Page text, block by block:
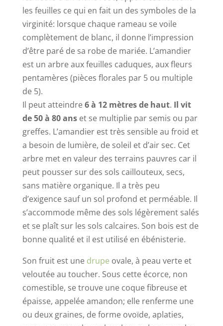
les feuilles ce qui en fait un des symboles de la
virginité: lorsque chaque rameau se voile
complètement de blanc, il donne l’impression
d’être paré de sa robe de mariée. L’amandier
est un arbre aux feuilles caduques, aux fleurs
pentamères (pièces florales par 5 ou multiple
de 5).
Il peut atteindre6 à 12 mètres de haut. Il vit
de 50 à 80 anset se multiplie par semis ou par
greffes. L’amandier est très sensible au froid et
a besoin de lumière, de soleil et d’air sec. Cet
arbre met en valeur des terrains pauvres car il
peut pousser sur des sols caillouteux, secs,
sans matière organique. Il a très peu
d’exigence sauf un sol profond et perméable. Il
s’accommode même des sols légèrement salés
et se plaît sur les sols calcaires. Son bois est de
bonne qualité et il est utilisé en ébénisterie.
Son fruit est une drupe ovale, à peau verte et
veloutée au toucher. Sous cette écorce, non
comestible, se trouve une coque fibreuse et
épaisse, appelée amandon; elle renferme une
ou deux graines, de forme ovoïde, aplaties,